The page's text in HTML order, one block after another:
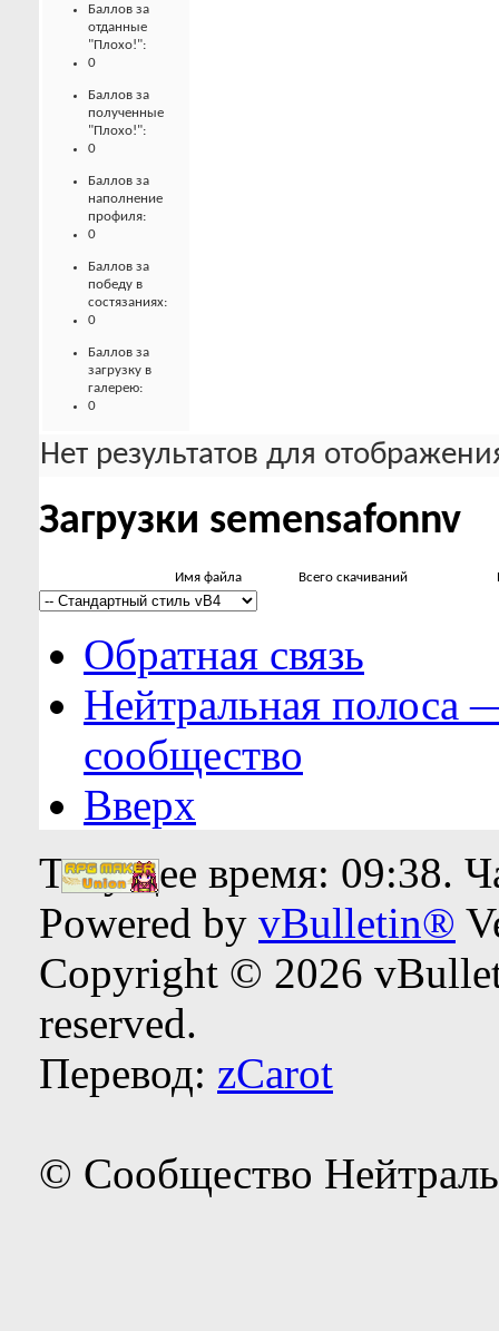
Баллов за
отданные
"Плохо!":
0
Баллов за
полученные
"Плохо!":
0
Баллов за
наполнение
профиля:
0
Баллов за
победу в
состязаниях:
0
Баллов за
загрузку в
галерею:
0
Нет результатов для
Загрузки semensafonnv
Имя файла Всего скачиваний
Обратная связь
Нейтральная полоса
сообщество
Вверх
Текущее время: 09:38.
Powered by vBulletin®
Copyright © 2026
reserved.
Перевод: zCarot
© Сообщество